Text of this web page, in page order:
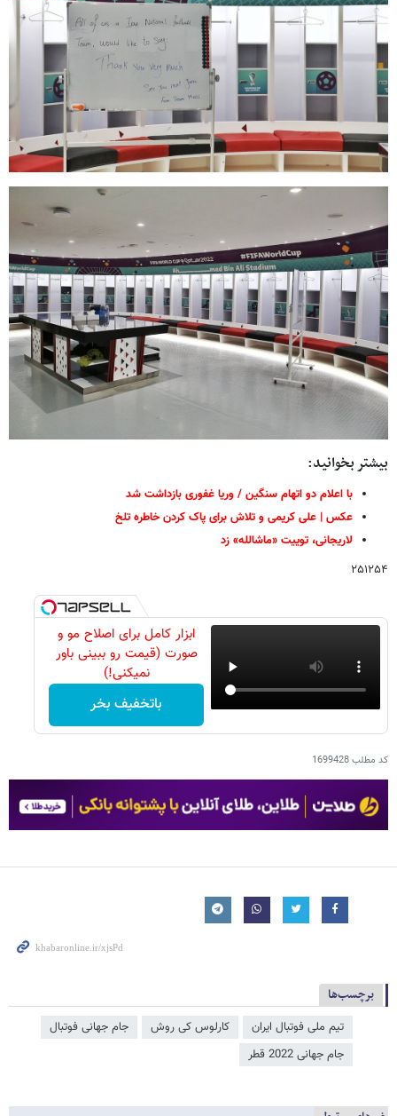
بیشتر بخوانید:
با اعلام دو اتهام سنگین / وریا غفوری بازداشت شد
عکس | علی کریمی و تلاش برای پاک کردن خاطره تلخ
لاریجانی، توییت «ماشالله» زد
۲۵۱۲۵۴
ابزار کامل برای اصلاح مو و
صورت (قیمت رو ببینی باور
نمیکنی!)
باتخفیف بخر
کد مطلب1699428
برچسب‌ها
تیم ملی فوتبال ایران کارلوس کی روش
جام جهانی فوتبال
جام جهانی 2022 قطر